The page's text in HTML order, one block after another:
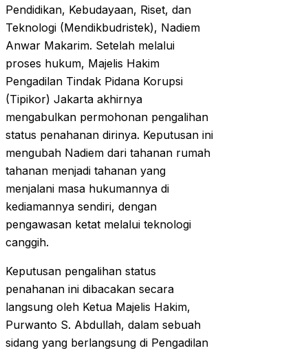
Pendidikan, Kebudayaan, Riset, dan
Teknologi (Mendikbudristek), Nadiem
Anwar Makarim. Setelah melalui
proses hukum, Majelis Hakim
Pengadilan Tindak Pidana Korupsi
(Tipikor) Jakarta akhirnya
mengabulkan permohonan pengalihan
status penahanan dirinya. Keputusan ini
mengubah Nadiem dari tahanan rumah
tahanan menjadi tahanan yang
menjalani masa hukumannya di
kediamannya sendiri, dengan
pengawasan ketat melalui teknologi
canggih.
Keputusan pengalihan status
penahanan ini dibacakan secara
langsung oleh Ketua Majelis Hakim,
Purwanto S. Abdullah, dalam sebuah
sidang yang berlangsung di Pengadilan